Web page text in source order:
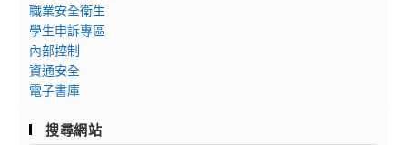
職業安全衛生
學生申訴專區
內部控制
資通安全
電子書庫
搜尋網站